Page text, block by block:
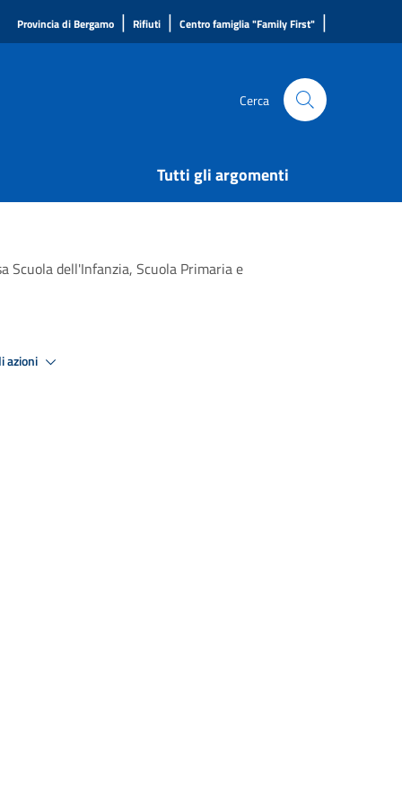
Provincia di Bergamo | Rifiuti | Centro famiglia "Family First" |
Cerca
Tutti gli argomenti
Scuola dell'Infanzia, Scuola Primaria e
azioni